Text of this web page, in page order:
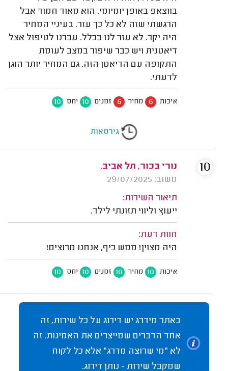
בווצאפ באופן יומיומי. הוא מאוד חמוד אבל
הרגשתי שזה לא כל כך עזר. בעיניי המחיר
היה יקר. לא עזר לנו בכלל. עברנו לטיפול אצל
דיאטנית ויש כבר שיפור במצב לעומת
התקופה עם הדיאטן הזה. גם המחיר יותר הוגן
לדעתי.
איכות 6 מחיר 6 זמנים 10 יחס 10
גירסאות
נורי בכור, תל אביב.
משוב: 29/07/2025
תיאור השירות:
ייעוץ וליווי תזונתי לילד.
חוות דעת:
היה מצוין! ממש כיף, אנחנו מרוצים!
איכות 10 מחיר 10 זמנים 10 יחס 10
10
באתר מידרג יש דירוג על כל שירות, זה
אחד הדברים שמייצרים את האמינות. זה
לא "מי שרוצה מדרג" אלא כל לקוח
שמקבל שירות - נותן דירוג.